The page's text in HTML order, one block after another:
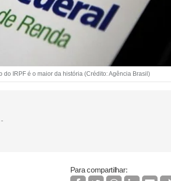
IRPF é o maior da história (Crédito: Agência Brasil)
Para compartilhar: